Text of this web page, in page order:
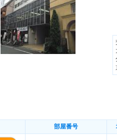
部屋番号